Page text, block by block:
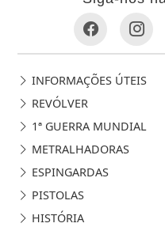
INFORMAÇÕES ÚTEIS
REVÓLVER
1ª GUERRA MUNDIAL
METRALHADORAS
ESPINGARDAS
PISTOLAS
HISTÓRIA